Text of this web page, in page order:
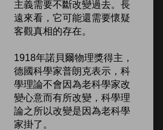
主義需要不斷改變過去。長
遠來看，它可能還需要懷疑
客觀真相的存在。
1918年諾貝爾物理獎得主，
德國科學家普朗克表示，科
學理論不會因為老科學家改
變心意而有所改變，科學理
論之所以改變是因為老科學
家掛了。